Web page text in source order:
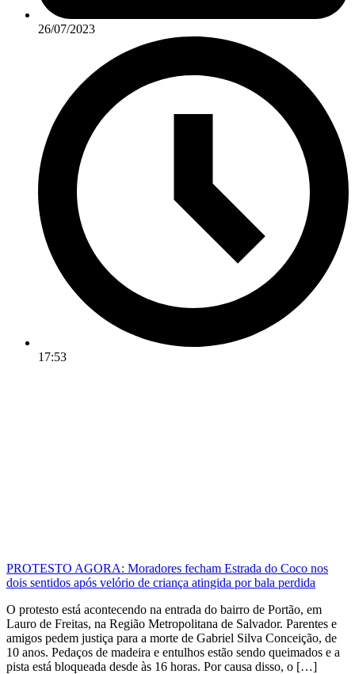
26/07/2023
17:53
PROTESTO AGORA: Moradores fecham Estrada do Coco nos
dois sentidos após velório de criança atingida por bala perdida
O protesto está acontecendo na entrada do bairro de Portão, em
Lauro de Freitas, na Região Metropolitana de Salvador. Parentes e
amigos pedem justiça para a morte de Gabriel Silva Conceição, de
10 anos. Pedaços de madeira e entulhos estão sendo queimados e a
pista está bloqueada desde às 16 horas. Por causa disso, o […]